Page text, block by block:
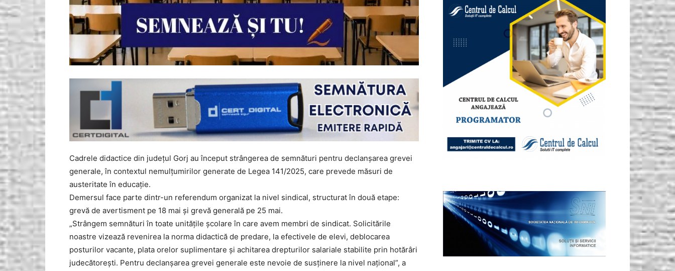
Cadrele didactice din județul Gorj au început strângerea de semnături pentru declanșarea grevei
generale, în contextul nemulțumirilor generate de Legea 141/2025, care prevede măsuri de
austeritate în educație.
Demersul face parte dintr-un referendum organizat la nivel sindical, structurat în două etape:
grevă de avertisment pe 18 mai și grevă generală pe 25 mai.
„Strângem semnături în toate unitățile școlare în care avem membri de sindicat. Solicitările
noastre vizează revenirea la norma didactică de predare, la efectivele de elevi, deblocarea
posturilor vacante, plata orelor suplimentare și achitarea drepturilor salariale stabilite prin hotărâri
judecătorești. Pentru declanșarea grevei generale este nevoie de susținere la nivel național”, a